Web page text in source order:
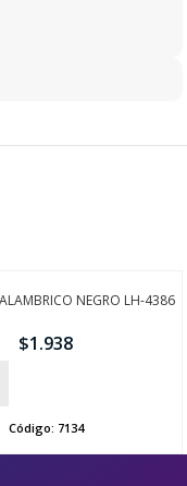
NEGRO LH-4386
$1.938
Código: 7134